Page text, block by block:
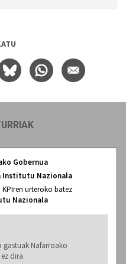
Gobernua
Institutu Nazionala
urteroko batez
Nazionala
gastuak Nafarroako
dira.